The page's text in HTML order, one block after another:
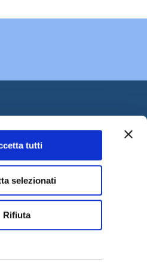
tutti
selezionati
Rifiuta
CONTATTI